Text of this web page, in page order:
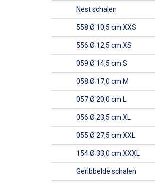
Nest schalen
558 Ø 10,5 cm XXS
556 Ø 12,5 cm XS
059 Ø 14,5 cm S
058 Ø 17,0 cm M
057 Ø 20,0 cm L
056 Ø 23,5 cm XL
055 Ø 27,5 cm XXL
154 Ø 33,0 cm XXXL
Geribbelde schalen